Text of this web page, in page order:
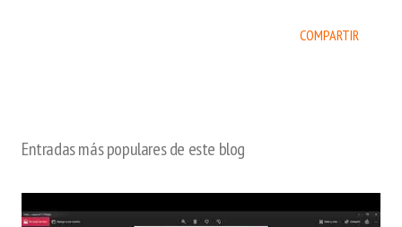
COMPARTIR
Entradas más populares de este blog